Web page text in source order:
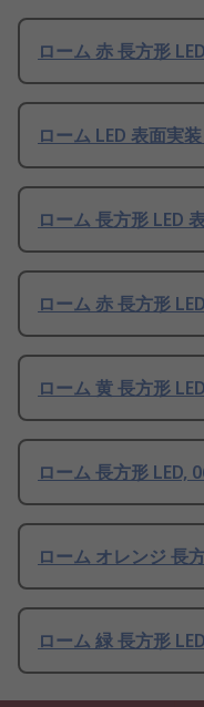
ローム 赤 長方形
ローム LED 表面実
ローム 長方形 LED
ローム 赤 長方形
ローム 黄 長方形
ローム 長方形 LED,
ローム オレンジ 長
ローム 緑 長方形